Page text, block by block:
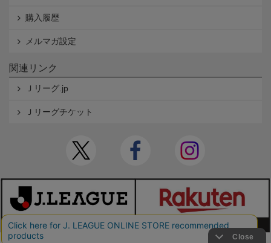
購入履歴
メルマガ設定
関連リンク
Ｊリーグ.jp
Ｊリーグチケット